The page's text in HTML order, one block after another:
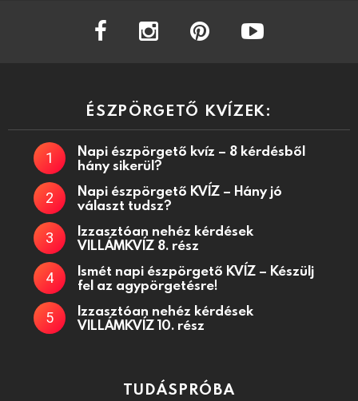
facebook instagram
ÉSZPÖRGETŐ KVÍZEK:
Napi észpörgető kvíz – 8 kérdésből
hány sikerül?
Napi észpörgető KVÍZ – Hány jó
választ tudsz?
Izzasztóan nehéz kérdések
VILLÁMKVÍZ 8. rész
Ismét napi észpörgető KVÍZ – Készülj
fel az agypörgetésre!
Izzasztóan nehéz kérdések
VILLÁMKVÍZ 10. rész
TUDÁSPRÓBA